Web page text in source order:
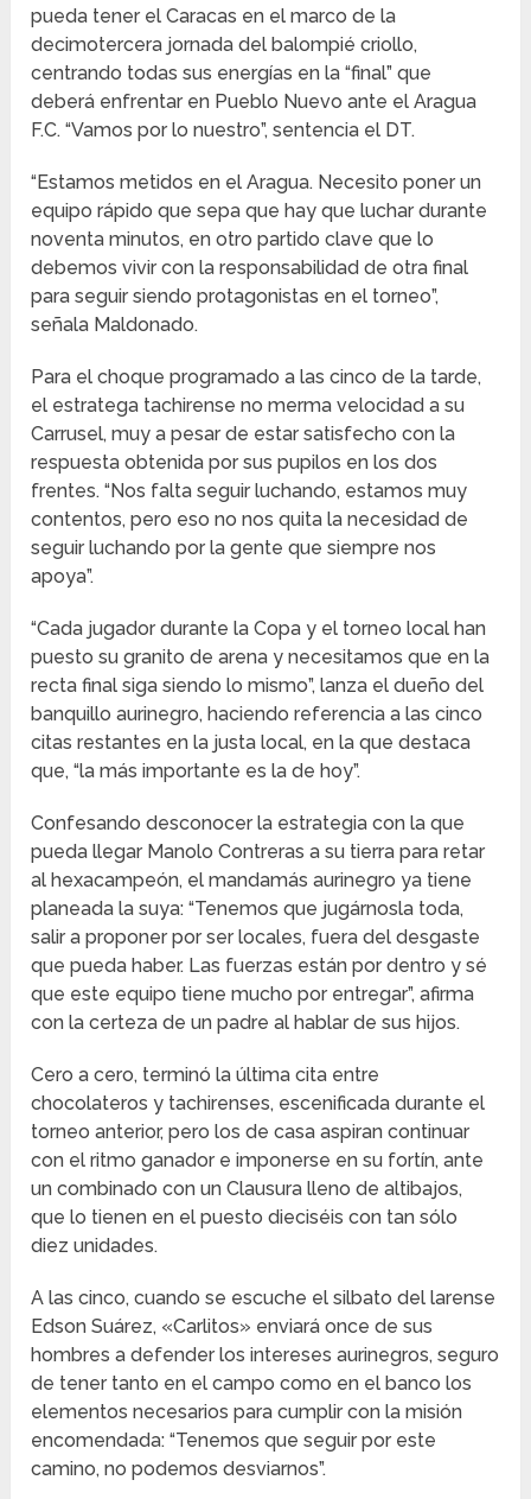
pueda tener el Caracas en el marco de la
decimotercera jornada del balompié criollo,
centrando todas sus energías en la “final” que
deberá enfrentar en Pueblo Nuevo ante el Aragua
F.C. “Vamos por lo nuestro”, sentencia el DT.
“Estamos metidos en el Aragua. Necesito poner un
equipo rápido que sepa que hay que luchar durante
noventa minutos, en otro partido clave que lo
debemos vivir con la responsabilidad de otra final
para seguir siendo protagonistas en el torneo”,
señala Maldonado.
Para el choque programado a las cinco de la tarde,
el estratega tachirense no merma velocidad a su
Carrusel, muy a pesar de estar satisfecho con la
respuesta obtenida por sus pupilos en los dos
frentes. “Nos falta seguir luchando, estamos muy
contentos, pero eso no nos quita la necesidad de
seguir luchando por la gente que siempre nos
apoya”.
“Cada jugador durante la Copa y el torneo local han
puesto su granito de arena y necesitamos que en la
recta final siga siendo lo mismo”, lanza el dueño del
banquillo aurinegro, haciendo referencia a las cinco
citas restantes en la justa local, en la que destaca
que, “la más importante es la de hoy”.
Confesando desconocer la estrategia con la que
pueda llegar Manolo Contreras a su tierra para retar
al hexacampeón, el mandamás aurinegro ya tiene
planeada la suya: “Tenemos que jugárnosla toda,
salir a proponer por ser locales, fuera del desgaste
que pueda haber. Las fuerzas están por dentro y sé
que este equipo tiene mucho por entregar”, afirma
con la certeza de un padre al hablar de sus hijos.
Cero a cero, terminó la última cita entre
chocolateros y tachirenses, escenificada durante el
torneo anterior, pero los de casa aspiran continuar
con el ritmo ganador e imponerse en su fortín, ante
un combinado con un Clausura lleno de altibajos,
que lo tienen en el puesto dieciséis con tan sólo
diez unidades.
A las cinco, cuando se escuche el silbato del larense
Edson Suárez, «Carlitos» enviará once de sus
hombres a defender los intereses aurinegros, seguro
de tener tanto en el campo como en el banco los
elementos necesarios para cumplir con la misión
encomendada: “Tenemos que seguir por este
camino, no podemos desviarnos”.